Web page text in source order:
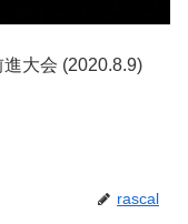
大会 (2020.8.9)
rascal